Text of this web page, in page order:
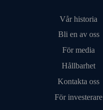
Vår historia
Bli en av oss
För media
Hållbarhet
Kontakta oss
För investerare